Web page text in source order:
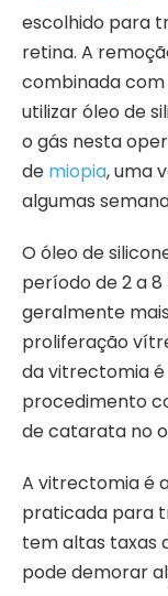
escolhido para
retina. A
combinada com
utilizar óleo de
o gás nesta
de miopia, uma
algumas
O óleo de
período de 2 a 8
geralmente
proliferação
da vitrectomia é
procedimento
de catarata no
A vitrectomia é
praticada para
tem altas taxas
pode demorar